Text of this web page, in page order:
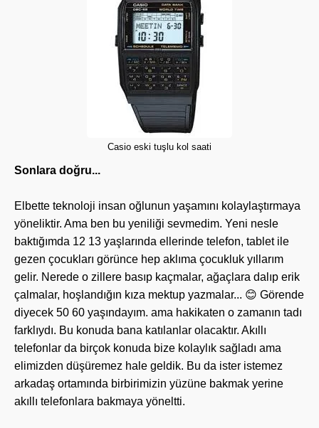
Casio eski tuşlu kol saati
Sonlara doğru...
Elbette teknoloji insan oğlunun yaşamını kolaylaştırmaya
yöneliktir. Ama ben bu yeniliği sevmedim. Yeni nesle
baktığımda 12 13 yaşlarında ellerinde telefon, tablet ile
gezen çocukları görünce hep aklıma çocukluk yıllarım
gelir. Nerede o zillere basıp kaçmalar, ağaçlara dalıp erik
çalmalar, hoşlandığın kıza mektup yazmalar... 😊 Görende
diyecek 50 60 yaşındayım. ama hakikaten o zamanın tadı
farklıydı. Bu konuda bana katılanlar olacaktır. Akıllı
telefonlar da birçok konuda bize kolaylık sağladı ama
elimizden düşüremez hale geldik. Bu da ister istemez
arkadaş ortamında birbirimizin yüzüne bakmak yerine
akıllı telefonlara bakmaya yöneltti.